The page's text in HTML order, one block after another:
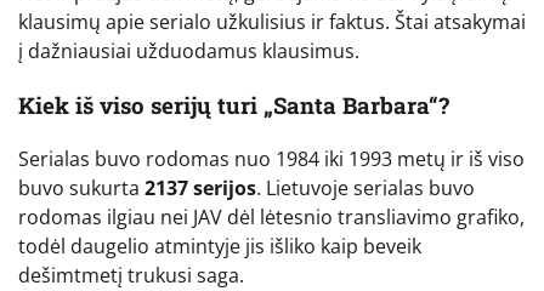
klausimų apie serialo užkulisius ir faktus. Štai atsakymai
į dažniausiai užduodamus klausimus.
Kiek iš viso serijų turi „Santa Barbara“?
Serialas buvo rodomas nuo 1984 iki 1993 metų ir iš viso
buvo sukurta 2137 serijos. Lietuvoje serialas buvo
rodomas ilgiau nei JAV dėl lėtesnio transliavimo grafiko,
todėl daugelio atmintyje jis išliko kaip beveik
dešimtmetį trukusi saga.